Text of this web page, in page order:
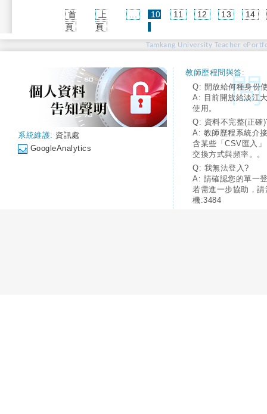
首
頁
上
頁
10
11 12 13 14
Tamkang University Teacher
系統維護: 資訊處
GoogleAnalytics
教師歷程問與答:
Q: 開放給何種身份
A: 目前開放給淡江
使用。
Q: 資料不完整(正確
A: 教師歷程系統介
含某些「CSV匯入
交換方式與頻率。。
Q: 我無法登入?
A: 請確認您的單一
若需進一步協助，
機:3484